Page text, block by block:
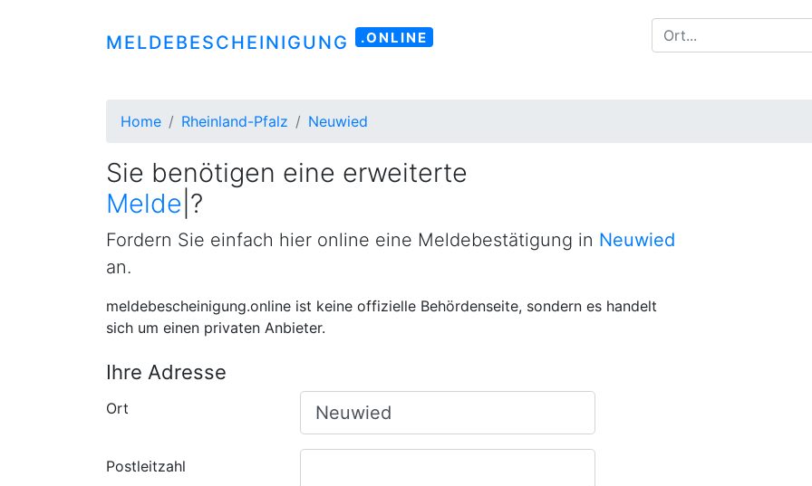
MELDEBESCHEINIGUNG .ONLINE
Home Rheinland-Pfalz Neuwied
Sie benötigen eine erweiterte
Meldebestätigung
Fordern Sie einfach hier online eine Meldebestätigung in Neuwied
an.
meldebescheinigung.online ist keine offizielle Behördenseite, sondern es handelt
sich um einen privaten Anbieter.
Ihre Adresse
Ort
Postleitzahl